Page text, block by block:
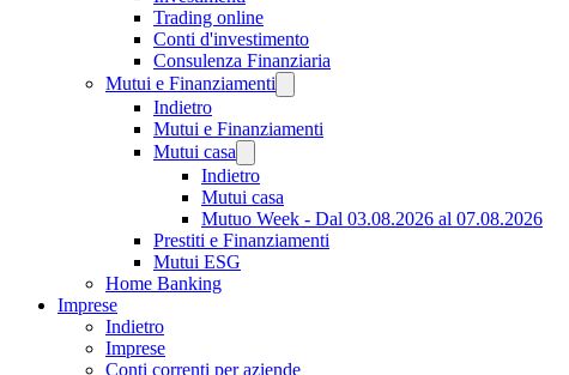
Trading online
Conti d'investimento
Consulenza Finanziaria
Mutui e Finanziamenti
Indietro
Mutui e Finanziamenti
Mutui casa
Indietro
Mutui casa
Mutuo Week - Dal 03.08.2026 al 07.08.2026
Prestiti e Finanziamenti
Mutui ESG
Home Banking
Imprese
Indietro
Imprese
Conti correnti per aziende